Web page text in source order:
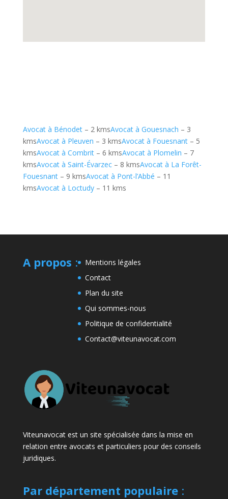
Avocat à Bénodet– 2 kmsAvocat à Gouesnach – 3
kmsAvocat à Pleuven – 3 kmsAvocat à Fouesnant– 5
kmsAvocat à Combrit– 6 kmsAvocat à Plomelin – 7
kmsAvocat à Saint-Évarzec– 8 kmsAvocat à La Forêt-
Fouesnant– 9 kmsAvocat à Pont-l’Abbé – 11
kmsAvocat à Loctudy– 11 kms
A propos :
Mentions légales
Contact
Plan du site
Qui sommes-nous
Politique de confidentialité
Contact@viteunavocat.com
Viteunavocat est un site spécialisée dans la mise en
relation entre avocats et particuliers pour des conseils
juridiques.
Par département populaire: